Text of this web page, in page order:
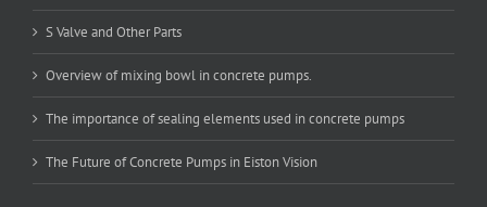
S Valve and Other Parts
Overview of mixing bowl in concrete pumps.
The importance of sealing elements used in concrete pumps
The Future of Concrete Pumps in Eiston Vision